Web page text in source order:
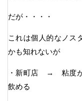
だが・・・・
これは個人的なノス
かも知れないが
・新町店 → 粘度が
飲める